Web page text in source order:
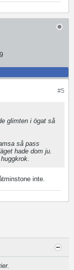
#5
glimten i ögat så
så pass
hade dom ju.
inte.